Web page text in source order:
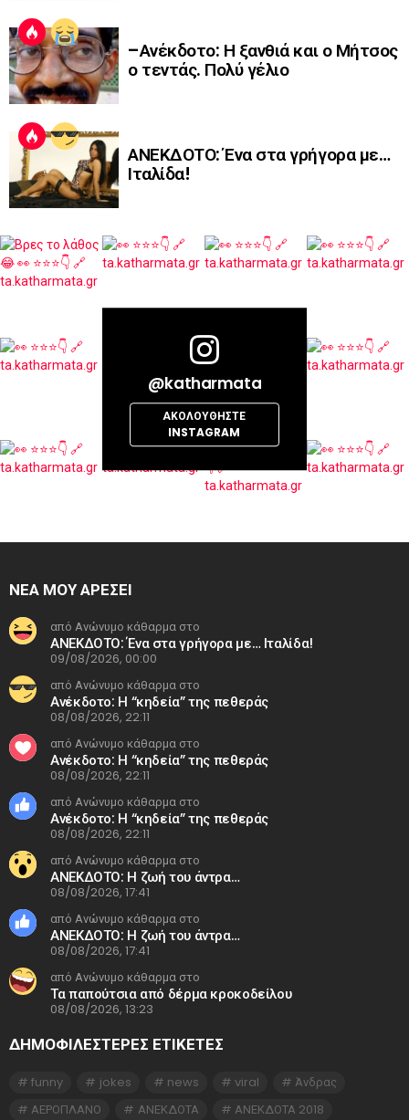
–Ανέκδοτο: Η ξανθιά και ο Μήτσος
ο τεντάς. Πολύ γέλιο
ΑΝΕΚΔΟΤΟ: Ένα στα γρήγορα με…
Ιταλίδα!
@katharmata
ΑΚΟΛΟΥΘΉΣΤΕ
INSTAGRAM
ΝΕΑ ΜΟΥ ΑΡΕΣΕΙ
από Ανώνυμο κάθαρμα στο
ΑΝΕΚΔΟΤΟ: Ένα στα γρήγορα με… Ιταλίδα!
09/08/2026, 00:00
από Ανώνυμο κάθαρμα στο
Ανέκδοτο: Η “κηδεία” της πεθεράς
08/08/2026, 22:11
από Ανώνυμο κάθαρμα στο
Ανέκδοτο: Η “κηδεία” της πεθεράς
08/08/2026, 22:11
από Ανώνυμο κάθαρμα στο
Ανέκδοτο: Η “κηδεία” της πεθεράς
08/08/2026, 22:11
από Ανώνυμο κάθαρμα στο
ΑΝΕΚΔΟΤΟ: Η ζωή του άντρα…
08/08/2026, 17:41
από Ανώνυμο κάθαρμα στο
ΑΝΕΚΔΟΤΟ: Η ζωή του άντρα…
08/08/2026, 17:41
από Ανώνυμο κάθαρμα στο
Τα παπούτσια από δέρμα κροκοδείλου
08/08/2026, 13:23
ΔΗΜΟΦΙΛΕΣΤΕΡΕΣ ΕΤΙΚΈΤΕΣ
funny jokes news viral
Άνδρας
ΑΕΡΟΠΛΑΝΟ
ΑΝΕΚΔΟΤΑ
ΑΝΕΚΔΟΤΑ 2018